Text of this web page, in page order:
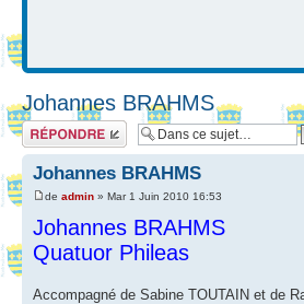
Johannes BRAHMS
Répondre
Johannes BRAHMS
de admin » Mar 1 Juin 2010 16:53
Johannes BRAHMS
Quatuor Phileas
Accompagné de Sabine TOUTAIN et de